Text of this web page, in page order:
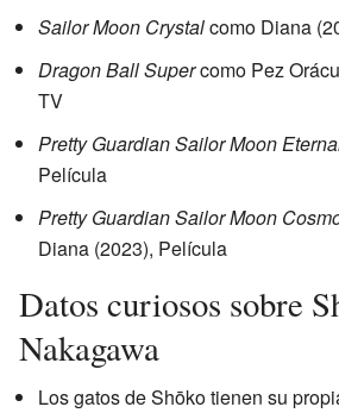
Sailor Moon Crystalcomo Diana
Dragon Ball Supercomo Pez
TV
Pretty Guardian Sailor Moon
Película
Pretty Guardian Sailor Moon
Diana (2023), Película
Datos curiosos sobre
Nakagawa
Los gatos de Shōko tienen su